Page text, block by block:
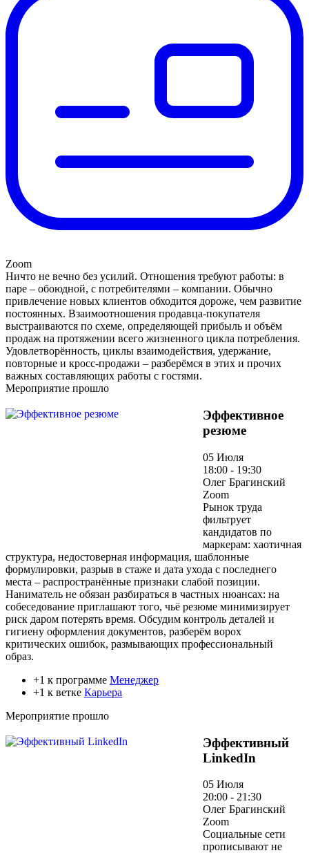
Zoom
Ничто не вечно без усилий. Отношения требуют работы: в
паре – обоюдной, с потребителями – компании. Обычно
привлечение новых клиентов обходится дороже, чем развитие
постоянных. Взаимоотношения продавца-покупателя
выстраиваются по схеме, определяющей прибыль и объём
продаж на протяжении всего жизненного цикла потребления.
Удовлетворённость, циклы взаимодействия, удержание,
повторные и кросс-продажи – разберёмся в этих и прочих
важных составляющих работы с гостями.
Мероприятие прошло
Эффективное
резюме
05 Июля
18:00 - 19:30
Олег Брагинский
Zoom
Рынок труда
фильтрует
кандидатов по
маркерам: хаотичная
структура, недостоверная информация, шаблонные
формулировки, разрыв в стаже и дата ухода с последнего
места – распространённые признаки слабой позиции.
Наниматель не обязан разбираться в частных нюансах: на
собеседование приглашают того, чьё резюме минимизирует
риск даром потерять время. Обсудим контроль деталей и
гигиену оформления документов, разберём ворох
критических ошибок, размывающих профессиональный
образ.
+1 к программе Менеджер
+1 к ветке Карьера
Мероприятие прошло
Эффективный
LinkedIn
05 Июля
20:00 - 21:30
Олег Брагинский
Zoom
Социальные сети
прописывают не